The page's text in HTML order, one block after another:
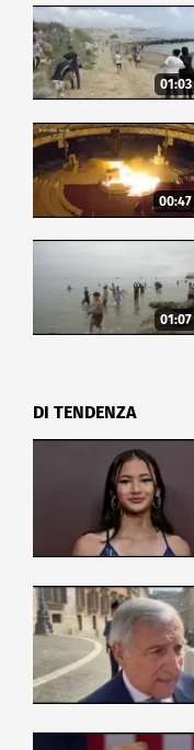
01:03
00:47
01:07
DI TENDENZA